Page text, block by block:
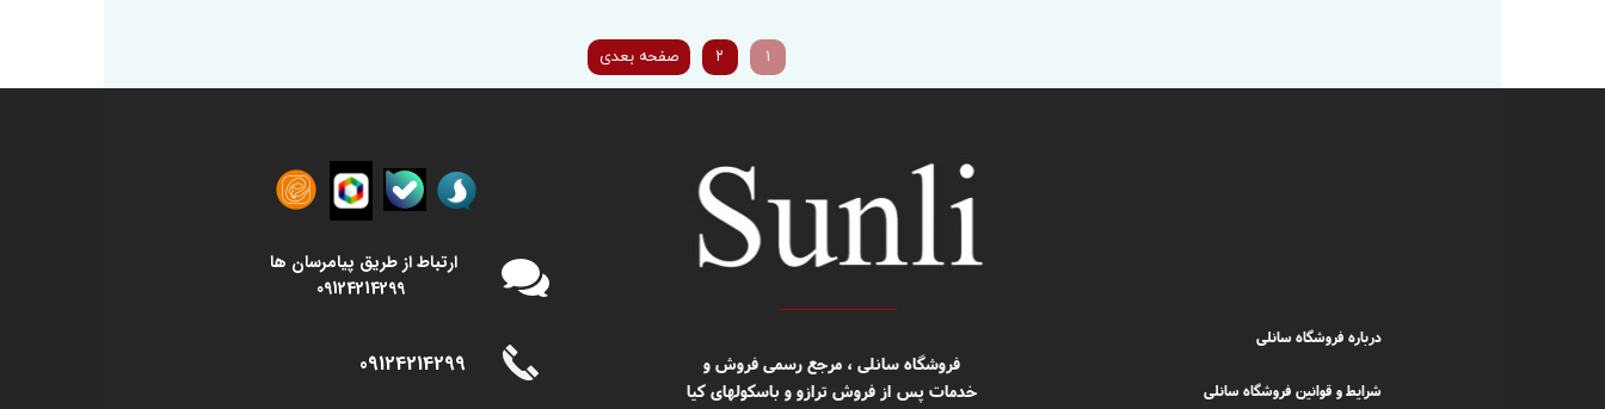
۱ ۲ صفحه بعدی
​​فروشگاه سانلی ، مرجع رسمی فروش و
خدمات پس از فروش ترازو و باسکولهای کیا
درباره فروشگاه سانلی
شرایط و قوانین فروشگاه سانلی
​​ارتباط از طریق پیامرسان ها
09124214299
09124214299